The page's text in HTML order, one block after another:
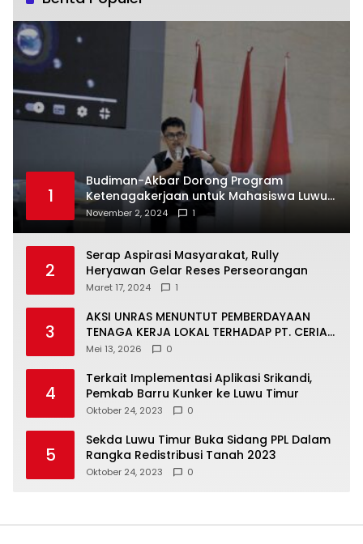
1
Budiman-Akbar Dorong Program
Ketenagakerjaan untuk Mahasiswa Luwu
Timur, Juru Bicara: Ini Peluang Nyata bagi
November 2, 2024 1
2
Serap Aspirasi Masyarakat, Rully
Heryawan Gelar Reses Perseorangan
Maret 17, 2024 1
3
AKSI UNRAS MENUNTUT PEMBERDAYAAN
TENAGA KERJA LOKAL TERHADAP PT. CERIA
NUGRAHA LESTARI
Mei 13, 2026 0
4
Terkait Implementasi Aplikasi Srikandi,
Pemkab Barru Kunker ke Luwu Timur
Oktober 24, 2023 0
5
Sekda Luwu Timur Buka Sidang PPL Dalam
Rangka Redistribusi Tanah 2023
Oktober 24, 2023 0